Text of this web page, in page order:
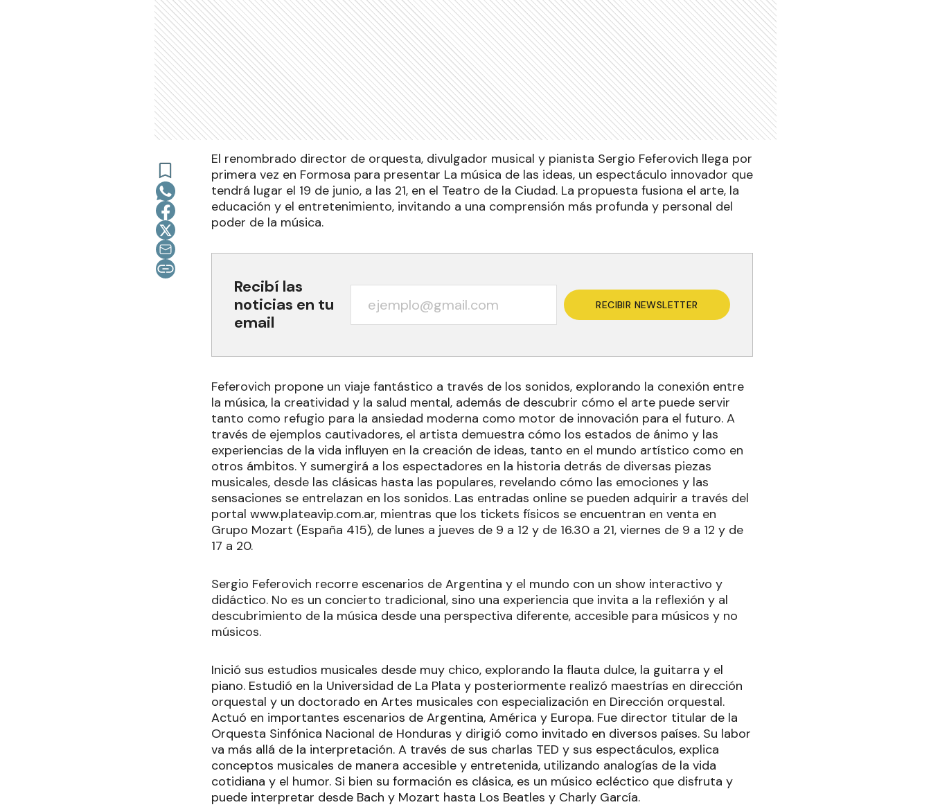
El renombrado director de orquesta, divulgador musical y pianista Sergio Feferovich llega por
primera vez en Formosa para presentar La música de las ideas, un espectáculo innovador que
tendrá lugar el 19 de junio, a las 21, en el Teatro de la Ciudad. La propuesta fusiona el arte, la
educación y el entretenimiento, invitando a una comprensión más profunda y personal del
poder de la música.
Recibí las
noticias en tu
email
RECIBIR NEWSLETTER
Feferovich propone un viaje fantástico a través de los sonidos, explorando la conexión entre
la música, la creatividad y la salud mental, además de descubrir cómo el arte puede servir
tanto como refugio para la ansiedad moderna como motor de innovación para el futuro. A
través de ejemplos cautivadores, el artista demuestra cómo los estados de ánimo y las
experiencias de la vida influyen en la creación de ideas, tanto en el mundo artístico como en
otros ámbitos. Y sumergirá a los espectadores en la historia detrás de diversas piezas
musicales, desde las clásicas hasta las populares, revelando cómo las emociones y las
sensaciones se entrelazan en los sonidos. Las entradas online se pueden adquirir a través del
portal www.plateavip.com.ar, mientras que los tickets físicos se encuentran en venta en
Grupo Mozart (España 415), de lunes a jueves de 9 a 12 y de 16.30 a 21, viernes de 9 a 12 y de
17 a 20.
Sergio Feferovich recorre escenarios de Argentina y el mundo con un show interactivo y
didáctico. No es un concierto tradicional, sino una experiencia que invita a la reflexión y al
descubrimiento de la música desde una perspectiva diferente, accesible para músicos y no
músicos.
Inició sus estudios musicales desde muy chico, explorando la flauta dulce, la guitarra y el
piano. Estudió en la Universidad de La Plata y posteriormente realizó maestrías en dirección
orquestal y un doctorado en Artes musicales con especialización en Dirección orquestal.
Actuó en importantes escenarios de Argentina, América y Europa. Fue director titular de la
Orquesta Sinfónica Nacional de Honduras y dirigió como invitado en diversos países. Su labor
va más allá de la interpretación. A través de sus charlas TED y sus espectáculos, explica
conceptos musicales de manera accesible y entretenida, utilizando analogías de la vida
cotidiana y el humor. Si bien su formación es clásica, es un músico ecléctico que disfruta y
puede interpretar desde Bach y Mozart hasta Los Beatles y Charly García.